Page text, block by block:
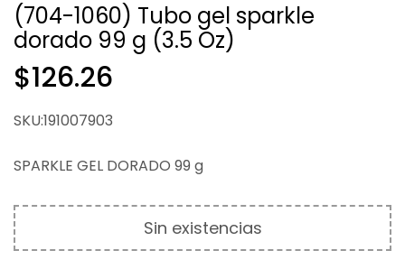
(704-1060) Tubo gel sparkle
dorado 99 g (3.5 Oz)
$126.26
SKU:191007903
SPARKLE GEL DORADO 99 g
Sin existencias